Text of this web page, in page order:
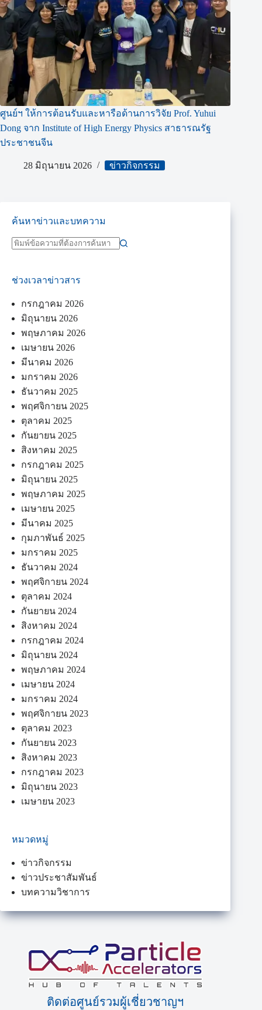
ศูนย์ฯ ให้การต้อนรับและหารือด้านการวิจัย Prof. Yuhui
Dong จาก Institute of High Energy Physics สาธารณรัฐ
ประชาชนจีน
28 มิถุนายน 2026 ข่าวกิจกรรม
ค้นหาข่าวและบทความ
ช่วงเวลาข่าวสาร
กรกฎาคม 2026
มิถุนายน 2026
พฤษภาคม 2026
เมษายน 2026
มีนาคม 2026
มกราคม 2026
ธันวาคม 2025
พฤศจิกายน 2025
ตุลาคม 2025
กันยายน 2025
สิงหาคม 2025
กรกฎาคม 2025
มิถุนายน 2025
พฤษภาคม 2025
เมษายน 2025
มีนาคม 2025
กุมภาพันธ์ 2025
มกราคม 2025
ธันวาคม 2024
พฤศจิกายน 2024
ตุลาคม 2024
กันยายน 2024
สิงหาคม 2024
กรกฎาคม 2024
มิถุนายน 2024
พฤษภาคม 2024
เมษายน 2024
มกราคม 2024
พฤศจิกายน 2023
ตุลาคม 2023
กันยายน 2023
สิงหาคม 2023
กรกฎาคม 2023
มิถุนายน 2023
เมษายน 2023
หมวดหมู่
ข่าวกิจกรรม
ข่าวประชาสัมพันธ์
บทความวิชาการ
ติดต่อศูนย์รวมผู้เชี่ยวชาญฯ